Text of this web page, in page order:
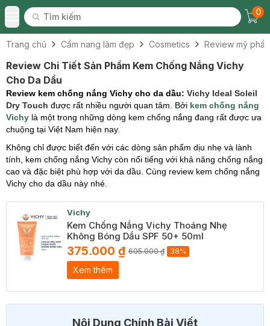
Toggle Menu
Tìm kiếm
Tìm kiếm
0
Trang chủ Cẩm nang làm đẹp Cosmetics Review mỹ
Review Chi Tiết Sản Phẩm Kem Chống Nắng Vichy
Cho Da Dầu
Review kem chống nắng Vichy cho da dầu: Vichy Ideal Soleil
Dry Touch được rất nhiều người quan tâm. Bởi kem chống nắng
Vichy là một trong những dòng kem chống nắng đang rất được ưa
chuộng tại Việt Nam hiện nay.
Không chỉ được biết đến với các dòng sản phẩm dịu nhẹ và lành
tính, kem chống nắng Vichy còn nổi tiếng với khả năng chống nắng
cao và đặc biệt phù hợp với da dầu. Cùng review kem chống nắng
Vichy cho da dầu này nhé.
Vichy
Kem Chống Nắng Vichy Thoáng Nhẹ
Không Bóng Dầu SPF 50+ 50ml
375.000 ₫ 605.000 ₫ 38%
Xem thêm
Nội Dung Chính Bài Viết